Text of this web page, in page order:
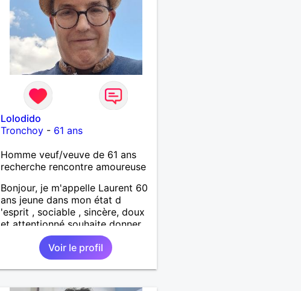
Lolodido
Tronchoy - 61 ans
Homme veuf/veuve de 61 ans
recherche rencontre amoureuse
Bonjour, je m'appelle Laurent 60
ans jeune dans mon état d
'esprit , sociable , sincère, doux
et attentionné souhaite donner
de la tendresse , de l'amour et
beaucoup de bonheur a la
femme qui souhaitera partager
ma vie . Bientôt en retraite a la
Voir le profil